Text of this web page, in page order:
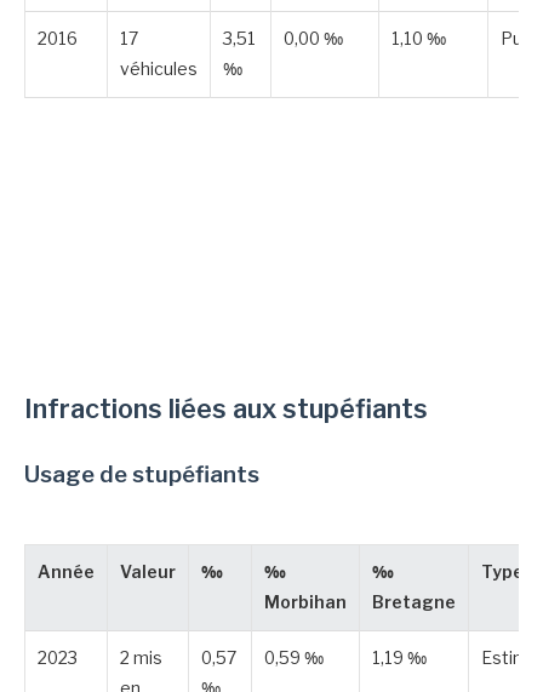
2016
17
véhicules
3,51
‰
0,00 ‰ 1,10 ‰
Infractions liées aux stupéfiants
Usage de stupéfiants
Année Valeur ‰
‰
Morbihan
‰
Bretagne
Type
2023
2 mis
0,57
0,59 ‰ 1,19 ‰